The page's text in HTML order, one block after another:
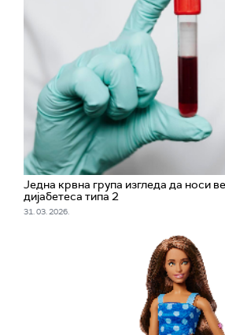
Једна крвна група изгледа да носи
дијабетеса типа 2
31. 03. 2026.